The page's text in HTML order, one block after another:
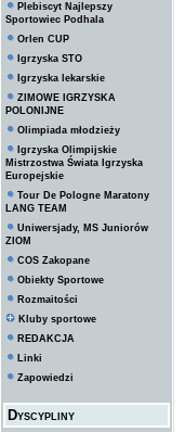
Plebiscyt Najlepszy
Sportowiec Podhala
Orlen CUP
Igrzyska STO
Igrzyska lekarskie
ZIMOWE IGRZYSKA
POLONIJNE
Olimpiada młodzieży
Igrzyska Olimpijskie
Mistrzostwa Świata Igrzyska
Europejskie
Tour De Pologne Maratony
LANG TEAM
Uniwersjady, MS Juniorów
ZIOM
COS Zakopane
Obiekty Sportowe
Rozmaitości
Kluby sportowe
REDAKCJA
Linki
Zapowiedzi
Dyscypliny